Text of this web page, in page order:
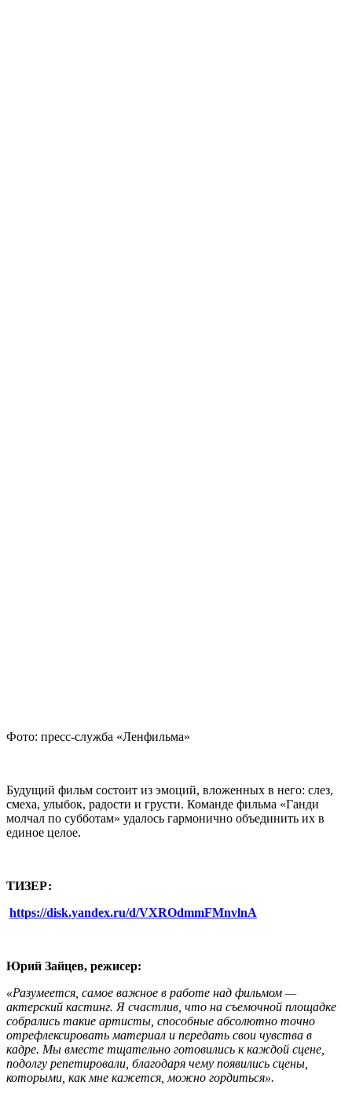
Фото: пресс-служба «Ленфильма»
Будущий фильм состоит из эмоций, вложенных в него: слез,
смеха, улыбок, радости и грусти. Команде фильма «Ганди
молчал по субботам» удалось гармонично объединить их в
единое целое.
ТИЗЕР:
https://disk.yandex.ru/d/VXROdmmFMnvlnA
Юрий Зайцев, режисер:
«Разумеется, самое важное в работе над фильмом —
актерский кастинг. Я счастлив, что на съемочной площадке
собрались такие артисты, способные абсолютно точно
отрефлексировать материал и передать свои чувства в
кадре. Мы вместе тщательно готовились к каждой сцене,
подолгу репетировали, благодаря чему появились сцены,
которыми, как мне кажется, можно гордиться».